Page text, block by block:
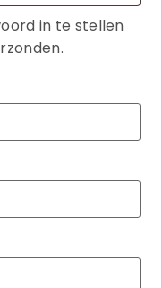
in te stellen